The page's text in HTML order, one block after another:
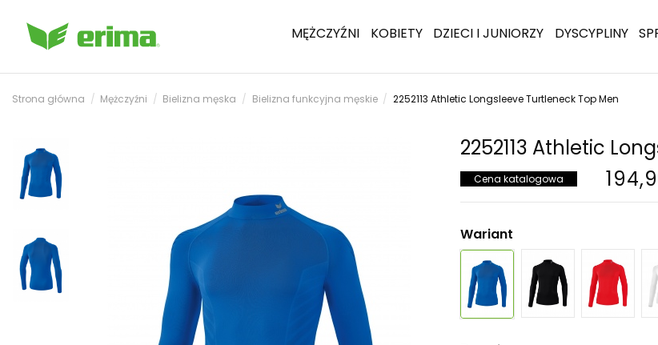
MĘŻCZYŹNI KOBIETY DZIECI I JUNIORZY DYSCYPLINY
Strona główna Mężczyźni Bielizna męska Bielizna funkcyjna męskie 2252113 Athletic Longsleeve Turtleneck Top Men
2252113 Athletic
Cena katalogowa
Wariant